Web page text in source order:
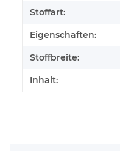
Stoffart:
Eigenschaften:
Stoffbreite:
Inhalt: